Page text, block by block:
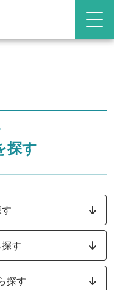
探す
す
探す